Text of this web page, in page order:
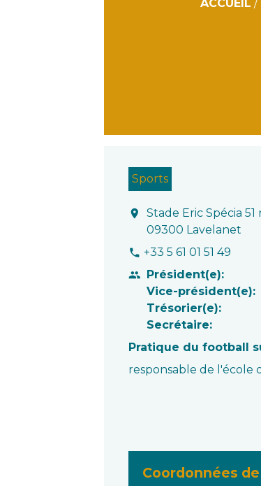
ACCUEIL /
Sports
location_on
Stade Eric Spécia
09300 Lavelanet
phone +33 5 61 01 51 49
people Président(e):
Vice-président(e):
Trésorier(e):
Secrétaire:
Pratique du football
responsable de l'école
Coordonnées